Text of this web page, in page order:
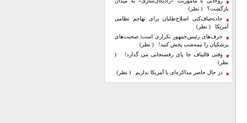
بازگشت؟ ( نظر)
جاده‌صاف‌کنی اصلاح‌طلبان برای تهاجم نظامی
آمریکا ( نظر)
حرف‌های رئیس‌جمهور تکراری است| صحبت‌های
پزشکیان را نیمه‌شب پخش کنید! ( نظر)
وقتی قالیباف جا پای رفسنجانی می گذارد! (
نظر)
در حال حاضر مذاکره‌ای با آمریکا نداریم ( نظر)